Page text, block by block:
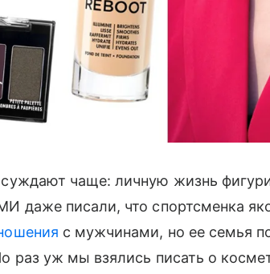
чаще: личную жизнь
даже писали, что спортсменка
с мужчинами, но ее семья
раз уж мы взялись писать о